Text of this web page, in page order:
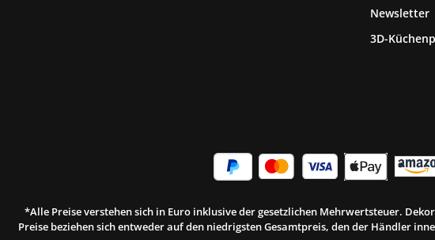
Newsletter
3D-
*Alle Preise verstehen sich in Euro inklusive der gesetzlichen Mehrwertsteuer.
Preise beziehen sich entweder auf den niedrigsten Gesamtpreis, den der Händler